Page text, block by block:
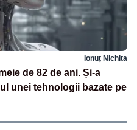
Ionuț Nichita
de 82 de ani. Și-a
unei tehnologii bazate pe